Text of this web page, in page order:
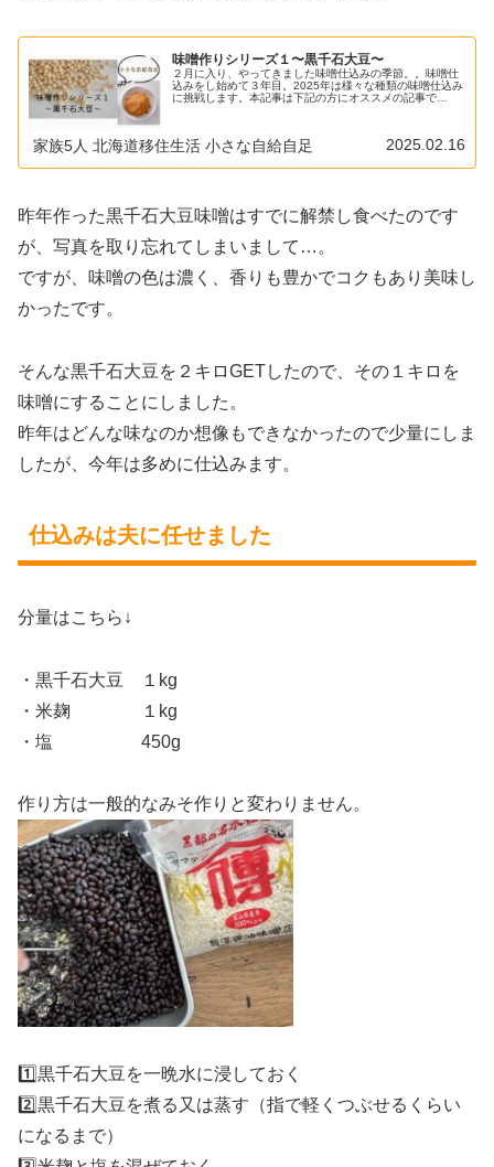
味噌作りシリーズ１〜黒千石大豆〜
２月に入り、やってきました味噌仕込みの季節。。味噌仕
込みをし始めて３年目。2025年は様々な種類の味噌仕込み
に挑戦します。本記事は下記の方にオススメの記事で
家族5人 北海道移住生活 小さな自給自足 2025.02.16
昨年作った黒千石大豆味噌はすでに解禁し食べたのです
が、写真を取り忘れてしまいまして…。
ですが、味噌の色は濃く、香りも豊かでコクもあり美味し
かったです。
そんな黒千石大豆を２キロGETしたので、その１キロを
味噌にすることにしました。
昨年はどんな味なのか想像もできなかったので少量にしま
したが、今年は多めに仕込みます。
仕込みは夫に任せました
分量はこちら↓
・黒千石大豆 １kg
・米麹 １kg
・塩 450g
作り方は一般的なみそ作りと変わりません。
1️⃣黒千石大豆を一晩水に浸しておく
2️⃣黒千石大豆を煮る又は蒸す（指で軽くつぶせるくらい
になるまで）